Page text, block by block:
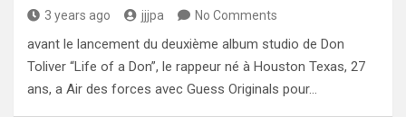
3 years ago jjjpa No Comments
avant le lancement du deuxième album studio de Don
Toliver “Life of a Don”, le rappeur né à Houston Texas, 27
ans, a Air des forces avec Guess Originals pour…